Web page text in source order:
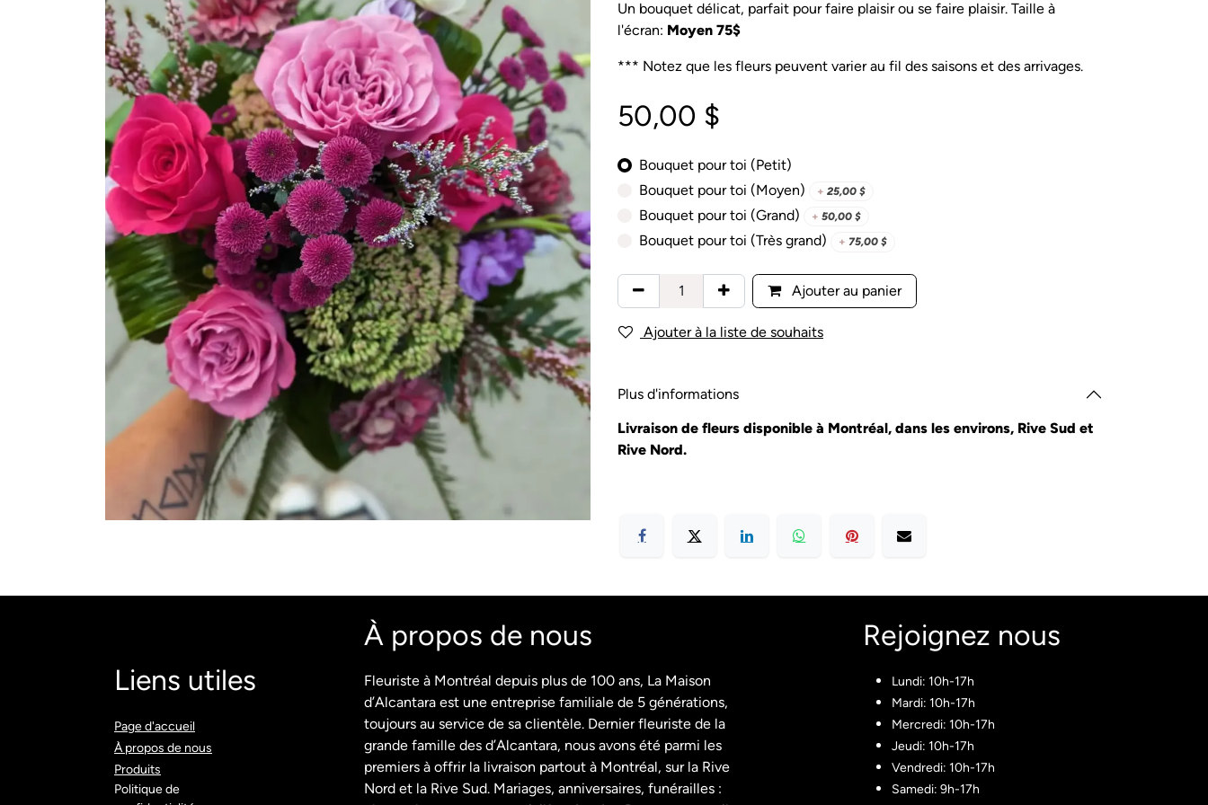
Un bouquet délicat, parfait pour faire plaisir ou se faire plaisir. Taille à
l'écran: Moyen 75$
*** Notez que les fleurs peuvent varier au fil des saisons et des arrivages.
50,00 $
Bouquet pour toi (Petit)
Bouquet pour toi (Moyen)
+ 25,00$
Bouquet pour toi (Grand) + 50,00$
Bouquet pour toi (Très grand) + 75,00$
Ajouter au panier
Ajouter à la liste de souhaits
Plus d'informations
Livraison de fleurs disponible à Montréal, dans les environs, Rive Sud et
Rive Nord.
À propos de nous
Fleuriste à Montréal depuis plus de 100 ans, La Maison
d’Alcantara est une entreprise familiale de 5 générations,
toujours au service de sa clientèle. Dernier fleuriste de la
grande famille des d’Alcantara, nous avons été parmi les
premiers à offrir la livraison partout à Montréal, sur la Rive
Nord et la Rive Sud. Mariages, anniversaires, funérailles :
Rejoignez nous​
Lundi: 10h-17h
Mardi: 10h-17h
Mercredi: 10h-17h
Jeudi: 10h-17h
Vendredi: 10h-17h
Samedi: 9h-17h
Liens utiles
Page d'accueil​
À propos de nous
Produits​
Politique de